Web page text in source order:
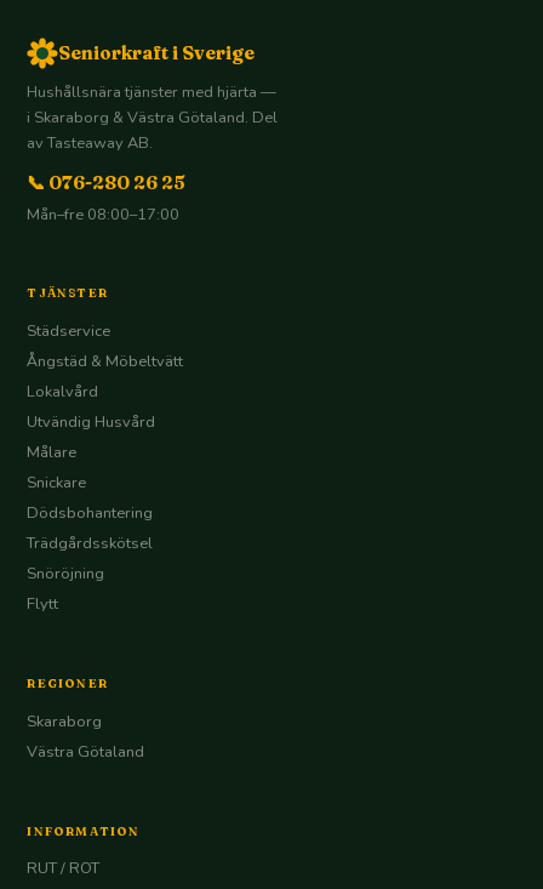
Seniorkraft i Sverige
Hushållsnära tjänster med hjärta —
i Skaraborg & Västra Götaland. Del
av Tasteaway AB.
📞 076-280 26 25
Mån–fre 08:00–17:00
TJÄNSTER
Städservice
Ångstäd & Möbeltvätt
Lokalvård
Utvändig Husvård
Målare
Snickare
Dödsbohantering
Trädgårdsskötsel
Snöröjning
Flytt
REGIONER
Skaraborg
Västra Götaland
INFORMATION
RUT / ROT